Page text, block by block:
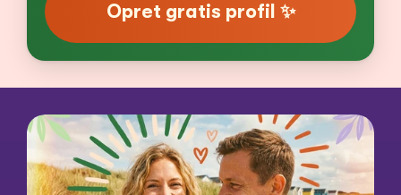
Opret gratis profil ✨